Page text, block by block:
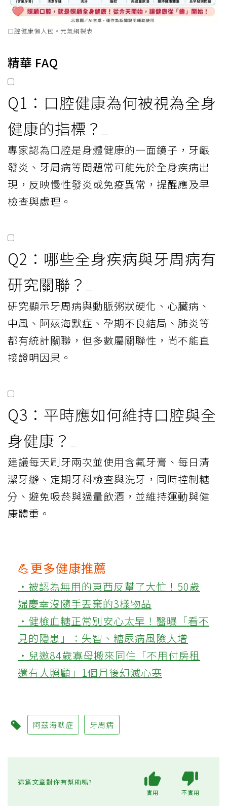
口腔健康懶人包。元氣網製表
精華 FAQ
Q1：口腔健康為何被視為全身
健康的指標？
專家認為口腔是身體健康的一面鏡子，牙齦
發炎、牙周病等問題常可能先於全身疾病出
現，反映慢性發炎或免疫異常，提醒應及早
檢查與處理。
Q2：哪些全身疾病與牙周病有
研究關聯？
研究顯示牙周病與動脈粥狀硬化、心臟病、
中風、阿茲海默症、孕期不良結局、肺炎等
都有統計關聯，但多數屬關聯性，尚不能直
接證明因果。
Q3：平時應如何維持口腔與全
身健康？
建議每天刷牙兩次並使用含氟牙膏、每日清
潔牙縫、定期牙科檢查與洗牙，同時控制糖
分、避免吸菸與過量飲酒，並維持運動與健
康體重。
💪更多健康推薦
‧被認為無用的東西反幫了大忙！50歲
婦慶幸沒隨手丟棄的3樣物品
‧健檢血糖正常別安心太早！醫曝「看不
見的隱患」：失智、糖尿病風險大增
‧兒邀84歲寡母搬來同住「不用付房租
還有人照顧」1個月後幻滅心寒
阿茲海默症 牙周病
這篇文章對你有幫助嗎?
實用 不實用